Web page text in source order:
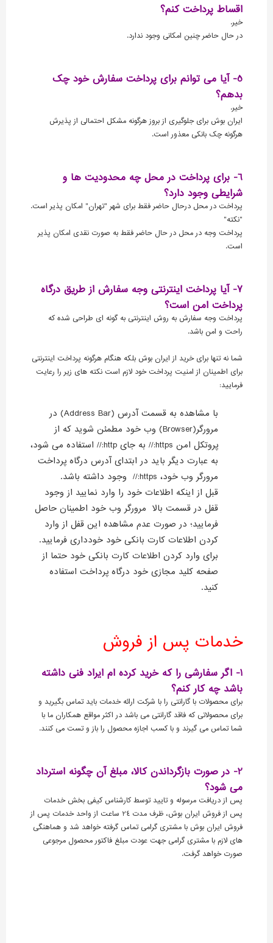
اقساط پرداخت کنم؟
خیر.
در حال حاضر چنین امکانی وجود ندارد.
5- آیا می توانم برای پرداخت سفارش خود چک
بدهم؟
خیر.
ایران بوش برای جلوگیری از بروز هرگونه مشکل احتمالی از پذیرش
هرگونه چک بانکی معذور است.
6- برای پرداخت در محل چه محدودیت ها و
شرایطی وجود دارد؟
پرداخت در محل درحال حاضر فقط برای شهر "تهران" امکان پذیر است.
"نکته"
پرداخت وجه در محل در حال حاضر فقط به صورت نقدی امکان پذیر
است.
7- آیا پرداخت اینترنتی وجه سفارش از طریق درگاه
پرداخت امن است؟
پرداخت وجه سفارش به روش اینترنتی به گونه ای طراحی شده که
راحت و امن باشد.
شما نه تنها برای خرید از ایران بوش بلکه هنگام هرگونه پرداخت اینترنتی
برای اطمینان از امنیت پرداخت خود لازم است نکته های زیر را رعایت
فرمایید:
با مشاهده به قسمت آدرس (Address Bar) در
مرورگر(Browser) وب خود مطمئن شوید که از
پروتکل امن https:// به جای http:// استفاده می شود،
به عبارت دیگر باید در ابتدای آدرس درگاه پرداخت
مرورگر وب خود، https:// وجود داشته باشد.
قبل از اینکه اطلاعات خود را وارد نمایید از وجود
قفل در قسمت بالا مرورگر وب خود اطمینان حاصل
فرمایید؛ در صورت عدم مشاهده این قفل از وارد
کردن اطلاعات کارت بانکی خود خودداری فرمایید.
برای وارد کردن اطلاعات کارت بانکی خود حتما از
صفحه کلید مجازی خود درگاه پرداخت استفاده
کنید.
خدمات پس از فروش
1- اگر سفارشی را که خرید کرده ام ایراد فنی داشته
باشد چه کار کنم؟
برای محصولات با گارانتی را با شرکت ارائه خدمات باید تماس بگیرید و
برای محصولاتی که فاقد گارانتی می باشد در اکثر مواقع همکاران ما با
شما تماس می گیرند و با کسب اجازه محصول را باز و تست می کنند.
2- در صورت بازگرداندن کالا، مبلغ آن چگونه استرداد
می شود؟
پس از دریافت مرسوله و تایید توسط کارشناس کیفی بخش خدمات
پس از فروش ایران بوش، ظرف مدت 24 ساعت از واحد خدمات پس از
فروش ایران بوش با مشتری گرامی تماس گرفته خواهد شد و هماهنگی
های لازم با مشتری گرامی جهت عودت مبلغ فاکتور محصول مرجوعی
صورت خواهد گرفت.